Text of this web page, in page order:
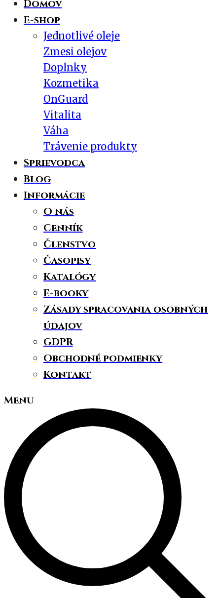
Domov
E-shop
Jednotlivé oleje
Zmesi olejov
Doplnky
Kozmetika
OnGuard
Vitalita
Váha
Trávenie produkty
Sprievodca
Blog
Informácie
O nás
Cenník
Členstvo
Časopisy
Katalógy
E-booky
Zásady spracovania osobných
údajov
GDPR
Obchodné podmienky
Kontakt
Menu